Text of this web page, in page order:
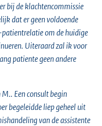
bij de klachtencommissie
dat er geen voldoende
om de huidige
Uiteraard zal ik voor
patiente geen andere
Een consult begin
begeleidde liep geheel uit
van de assistente